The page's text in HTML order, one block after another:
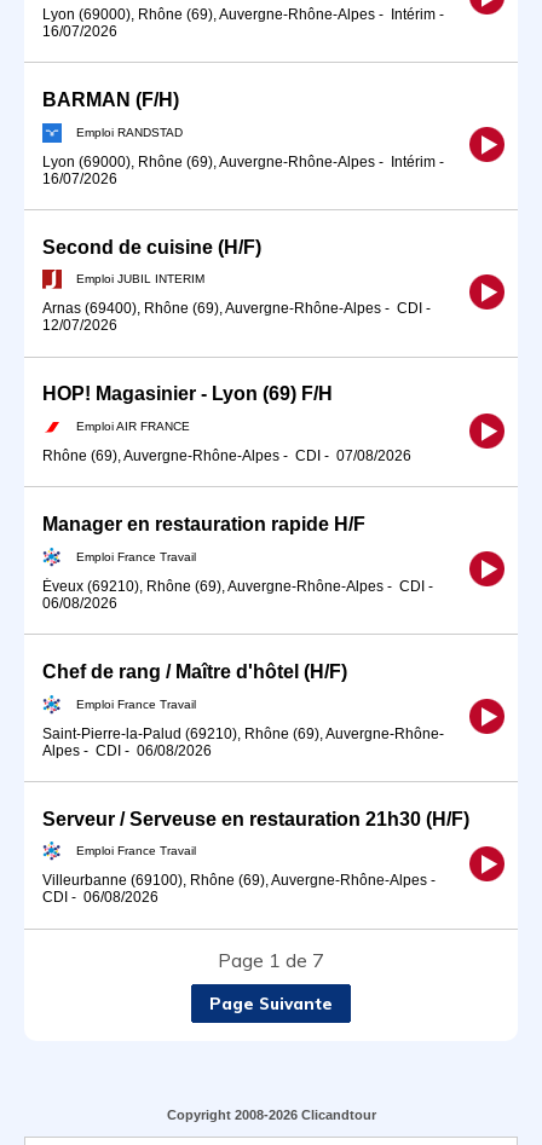
Lyon (69000), Rhône (69), Auvergne-Rhône-Alpes - Intérim -
16/07/2026
BARMAN (F/H)
Emploi RANDSTAD
Lyon (69000), Rhône (69), Auvergne-Rhône-Alpes - Intérim -
16/07/2026
Second de cuisine (H/F)
Emploi JUBIL INTERIM
Arnas (69400), Rhône (69), Auvergne-Rhône-Alpes - CDI -
12/07/2026
HOP! Magasinier - Lyon (69) F/H
Emploi AIR FRANCE
Rhône (69), Auvergne-Rhône-Alpes - CDI - 07/08/2026
Manager en restauration rapide H/F
Emploi France Travail
Éveux (69210), Rhône (69), Auvergne-Rhône-Alpes - CDI -
06/08/2026
Chef de rang / Maître d'hôtel (H/F)
Emploi France Travail
Saint-Pierre-la-Palud (69210), Rhône (69), Auvergne-Rhône-
Alpes - CDI - 06/08/2026
Serveur / Serveuse en restauration 21h30 (H/F)
Emploi France Travail
Villeurbanne (69100), Rhône (69), Auvergne-Rhône-Alpes -
CDI - 06/08/2026
Page 1 de 7
Page Suivante
Copyright 2008-2026 Clicandtour